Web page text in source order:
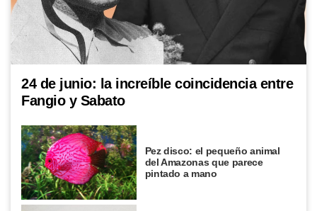
24 de junio: la increíble coincidencia entre
Fangio y Sabato
Pez disco: el pequeño animal
del Amazonas que parece
pintado a mano